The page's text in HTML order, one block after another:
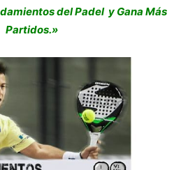
del Padel y Gana Más
Partidos.»